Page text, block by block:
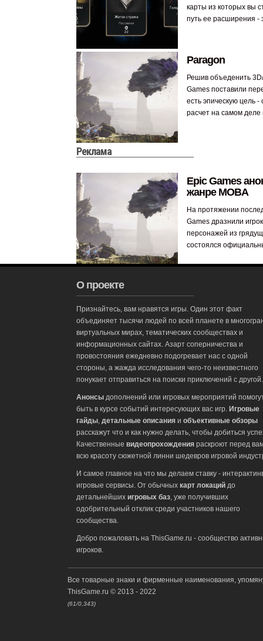
карты из которых вы
путь ее расширения -
Paragon
Решив объеденить
Games поставили
есть эпическую цель
расчет на самом деле
Реклама
Epic Games
жанре MOBA
На протяжении
Games дразнили
персонажей из
состоялся
О проекте
Признайтесь, вам нравятся игры. Один этот факт
объединяет тысячи людей по всей планете в
виртуальных мирах, тематических сообществах и
информационных сайтах. Азарт соперничества и
провостояния ежедневно подогревает нас с одной
стороны, а жажда исследования чего-то неизвестного
понукает отправиться на поиски приключений с другой.
Анонсы дополнений или игровых мероприятий
быть в курсе событий интересующих вас игр. Игровые
гайды, детальные описания и объективные обзоры
расскажут что и как нужно делать, чтобы добиться
Качественные видеопрохождения раскроют перед
всю красоту сюжетной линни шедевров игровой
И самое главное на что мы делаем ставку -
игровые сервисы. От обычных карт локаций до
детальнейших игровых баз, уже получивших
одобрительный отклик среди участников нашего
сообщества.
Добро пожаловать на ThisGame.ru - сообщество
игроков.
Все товарные знаки и фирменные наименования,
ThisGame.ru © 2013 - 2022
(61/0,343)